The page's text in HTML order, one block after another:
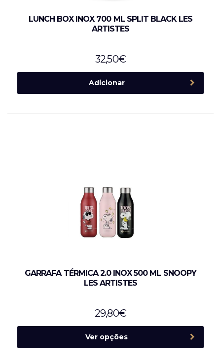
LUNCH BOX INOX 700 ML SPLIT BLACK LES
ARTISTES
32,50€
Adicionar
GARRAFA TÉRMICA 2.0 INOX 500 ML SNOOPY
LES ARTISTES
29,80€
Ver opções